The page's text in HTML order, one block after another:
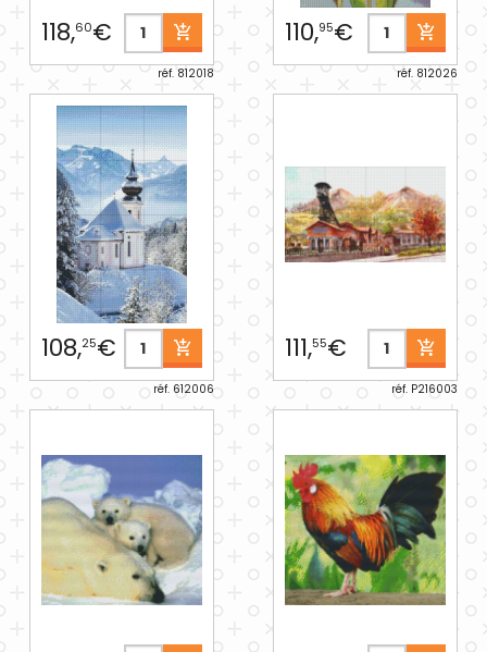
118,60€
réf. 812018
110,95€
réf. 812026
108,25€
réf. 612006
111,55€
réf. P216003